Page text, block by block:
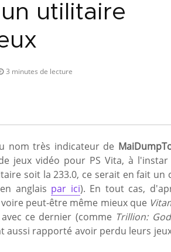
utilitaire
3 minutes de lecture
nom très indicateur de
jeux vidéo pour PS Vita, à l'instar
soit la 233.0, ce serait en fait un
anglais par ici). En tout cas,
peut-être même mieux que
ce dernier (comme Trillion:
aussi rapporté avoir perdu leurs